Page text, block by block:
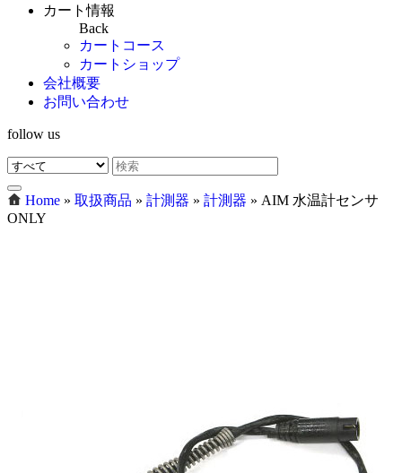
カート情報
Back
カートコース
カートショップ
会社概要
お問い合わせ
follow us
Home » 取扱商品 » 計測器 » 計測器 » AIM 水温計センサ
ONLY